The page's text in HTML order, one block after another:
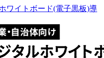
ワイトボード(電子黒板)導